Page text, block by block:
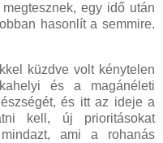
egy idő után
hasonlít a semmire.
küzdve volt kénytelen
és a magánéleti
és itt az ideje a
kell, új prioritásokat
ami a rohanás